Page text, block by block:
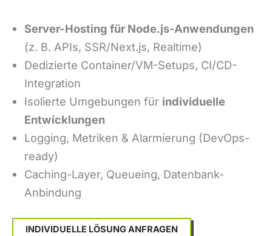
Server-Hosting für Node.js-Anwendungen
(z. B. APIs, SSR/Next.js, Realtime)
Dedizierte Container/VM-Setups, CI/CD-
Integration
Isolierte Umgebungen für individuelle
Entwicklungen
Logging, Metriken & Alarmierung (DevOps-
ready)
Caching-Layer, Queueing, Datenbank-
Anbindung
INDIVIDUELLE LÖSUNG ANFRAGEN